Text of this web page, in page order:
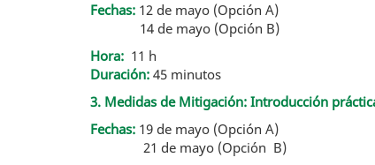
Fechas: 12 de mayo (Opción A)
14 de mayo (Opción B)
Hora: 11 h
Duración: 45 minutos
3. Medidas de Mitigación: Introducción
Fechas: 19 de mayo (Opción A)
21 de mayo (Opción B)